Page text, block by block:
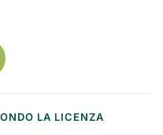
LA LICENZA